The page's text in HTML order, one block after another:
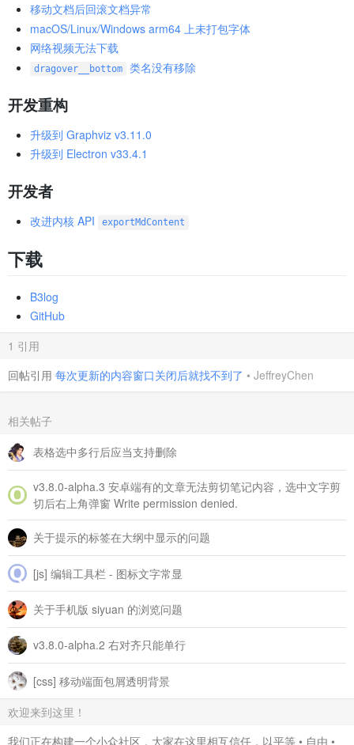
移动文档后回滚文档异常
macOS/Linux/Windows arm64 上未打包字体
网络视频无法下载
dragover__bottom 类名没有移除
开发重构
升级到 Graphviz v3.11.0
升级到 Electron v33.4.1
开发者
改进内核 API exportMdContent
下载
B3log
GitHub
1 引用
回帖引用 每次更新的内容窗口关闭后就找不到了 • JeffreyChen
相关帖子
表格选中多行后应当支持删除
v3.8.0‑alpha.3 安卓端有的文章无法剪切笔记内容，选中文字剪
切后右上角弹窗 Write permission denied.
关于提示的标签在大纲中显示的问题
[js] 编辑工具栏 - 图标文字常显
关于手机版 siyuan 的浏览问题
v3.8.0-alpha.2 右对齐只能单行
[css] 移动端面包屑透明背景
欢迎来到这里！
我们正在构建一个小众社区，大家在这里相互信任，以平等 • 自由 •